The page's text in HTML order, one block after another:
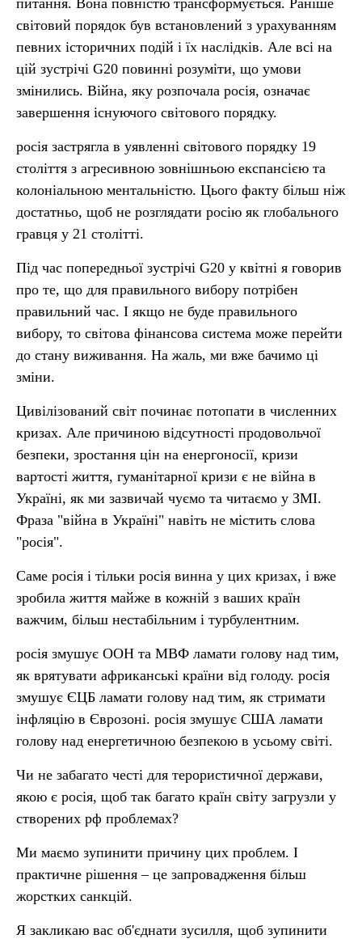
питання. Вона повністю трансформується. Раніше
світовий порядок був встановлений з урахуванням
певних історичних подій і їх наслідків. Але всі на
цій зустрічі G20 повинні розуміти, що умови
змінились. Війна, яку розпочала росія, означає
завершення існуючого світового порядку.
росія застрягла в уявленні світового порядку 19
століття з агресивною зовнішньою експансією та
колоніальною ментальністю. Цього факту більш ніж
достатньо, щоб не розглядати росію як глобального
гравця у 21 столітті.
Під час попередньої зустрічі G20 у квітні я говорив
про те, що для правильного вибору потрібен
правильний час. І якщо не буде правильного
вибору, то світова фінансова система може перейти
до стану виживання. На жаль, ми вже бачимо ці
зміни.
Цивілізований світ починає потопати в численних
кризах. Але причиною відсутності продовольчої
безпеки, зростання цін на енергоносії, кризи
вартості життя, гуманітарної кризи є не війна в
Україні, як ми зазвичай чуємо та читаємо у ЗМІ.
Фраза "війна в Україні" навіть не містить слова
"росія".
Саме росія і тільки росія винна у цих кризах, і вже
зробила життя майже в кожній з ваших країн
важчим, більш нестабільним і турбулентним.
росія змушує ООН та МВФ ламати голову над тим,
як врятувати африканські країни від голоду. росія
змушує ЄЦБ ламати голову над тим, як стримати
інфляцію в Єврозоні. росія змушує США ламати
голову над енергетичною безпекою в усьому світі.
Чи не забагато честі для терористичної держави,
якою є росія, щоб так багато країн світу загрузли у
створених рф проблемах?
Ми маємо зупинити причину цих проблем. І
практичне рішення – це запровадження більш
жорстких санкцій.
Я закликаю вас об'єднати зусилля, щоб зупинити